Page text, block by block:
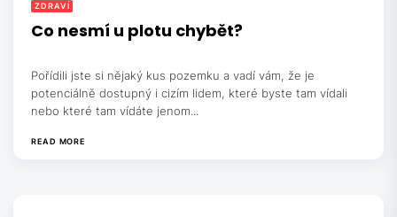
ZDRAVÍ
Co nesmí u plotu chybět?
Pořídili jste si nějaký kus pozemku a vadí vám, že je
potenciálně dostupný i cizím lidem, které byste tam vídali
nebo které tam vídáte jenom...
READ MORE